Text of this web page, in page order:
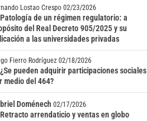
Lostao Crespo 02/23/2026
Patología de un régimen regulatorio: a
del Real Decreto 905/2025 y su
a las universidades privadas
Fierro Rodríguez 02/18/2026
¿Se pueden adquirir participaciones sociales
medio del 464?
Doménech 02/17/2026
Retracto arrendaticio y ventas en globo